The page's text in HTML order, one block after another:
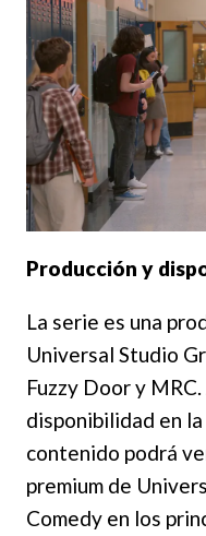
Producción y
La serie es una
Universal Studio
Fuzzy Door y
disponibilidad en
contenido podrá
premium de
Comedy en los